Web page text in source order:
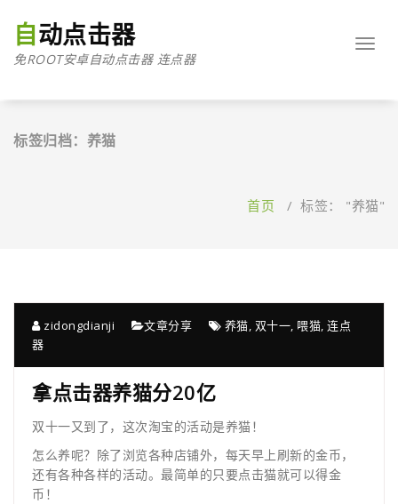
自动点击器
免ROOT安卓自动点击器 连点器
标签归档：养猫
首页 / 标签： "养猫"
zidongdianji 文章分享 养猫, 双十一, 喂猫, 连点
器
拿点击器养猫分20亿
双十一又到了，这次淘宝的活动是养猫！
怎么养呢？除了浏览各种店铺外，每天早上刷新的金币，
还有各种各样的活动。最简单的只要点击猫就可以得金
币！